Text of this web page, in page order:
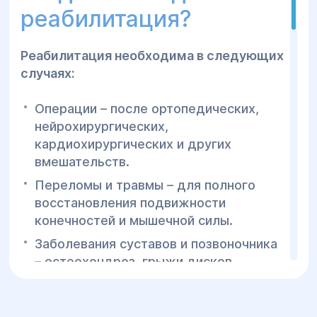
Постковидная реабилитация
реабилитация?
Реабилитация необходима в следующих
случаях:
Операции – после ортопедических,
нейрохирургических,
кардиохирургических и других
вмешательств.
Переломы и травмы – для полного
восстановления подвижности
конечностей и мышечной силы.
Заболевания суставов и позвоночника
– остеохондроз, грыжи дисков,